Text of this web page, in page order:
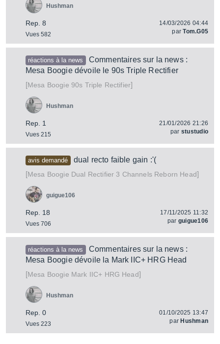
Rep. 8
Vues 582
Hushman
14/03/2026 04:44
parTom.G05
réactions à la news
Commentaires sur la news :
Mesa Boogie dévoile le 90s Triple Rectifier
[Mesa Boogie 90s Triple Rectifier]
Rep. 1
Vues 215
Hushman
21/01/2026 21:26
par stustudio
avis demandé
dual recto faible gain :'(
[Mesa Boogie Dual Rectifier 3 Channels Reborn Head]
Rep. 18
Vues 706
guigue106
17/11/2025 11:32
par guigue106
réactions à la news
Commentaires sur la news :
Mesa Boogie dévoile la Mark IIC+ HRG Head
[Mesa Boogie Mark IIC+ HRG Head]
Rep. 0
Vues 223
Hushman
01/10/2025 13:47
par Hushman